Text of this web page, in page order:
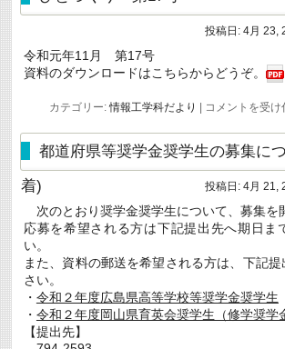
実
施
し
し
た
第
18
投稿日: 4月 23,
令和元年11月 第17号
資料のダウンロードはこちらからどうぞ。
カテゴリー: 情報工学科だより
ひ
づ
く
り
17
は
コメントを受け
都道府県等奨学金奨学生の募集に
着)
投稿日: 4月 21,
次のとおり奨学金奨学生について、募集を
応募を希望される方は下記提出先へ期日ま
い。
また、資料の郵送を希望される方は、下記
さい。
・ 令和２年度広島県高等学校等奨学金奨学生
・ 令和２年度岡山県育英会奨学生（修学奨学
【提出先】